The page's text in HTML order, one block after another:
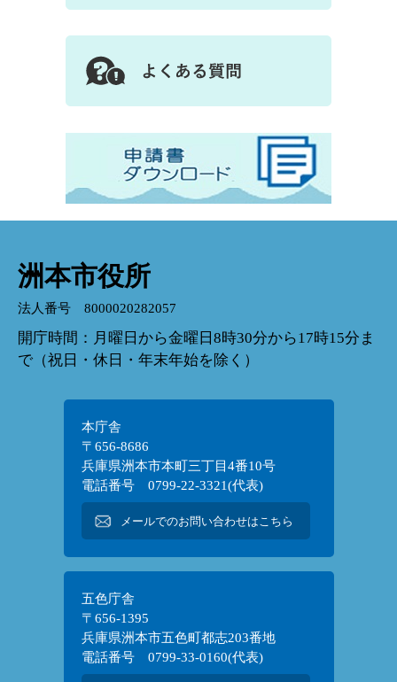
洲本市役所
法人番号 8000020282057
開庁時間：月曜日から金曜日8時30分から17時15分ま
で（祝日・休日・年末年始を除く）
本庁舎
〒656-8686
兵庫県洲本市本町三丁目4番10号
電話番号 0799-22-3321(代表)
メールでのお問い合わせはこちら
五色庁舎
〒656-1395
兵庫県洲本市五色町都志203番地
電話番号 0799-33-0160(代表)